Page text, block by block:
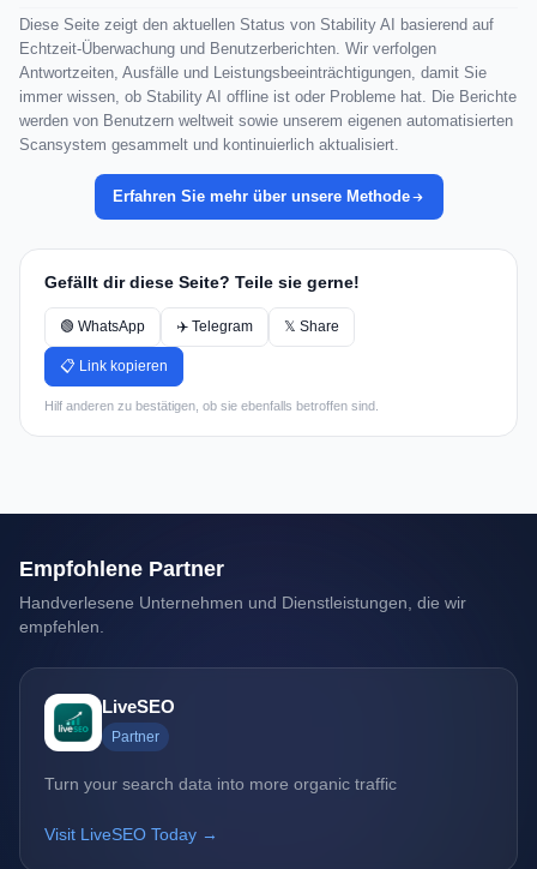
Diese Seite zeigt den aktuellen Status von Stability AI basierend auf
Echtzeit-Überwachung und Benutzerberichten. Wir verfolgen
Antwortzeiten, Ausfälle und Leistungsbeeinträchtigungen, damit Sie
immer wissen, ob Stability AI offline ist oder Probleme hat. Die Berichte
werden von Benutzern weltweit sowie unserem eigenen automatisierten
Scansystem gesammelt und kontinuierlich aktualisiert.
Erfahren Sie mehr über unsere Methode
Gefällt dir diese Seite? Teile sie gerne!
🟢 WhatsApp ✈️ Telegram 𝕏 Share
📋 Link kopieren
Hilf anderen zu bestätigen, ob sie ebenfalls betroffen sind.
Empfohlene Partner
Handverlesene Unternehmen und Dienstleistungen, die wir
empfehlen.
LiveSEO
Partner
Turn your search data into more organic traffic
Visit LiveSEO Today →